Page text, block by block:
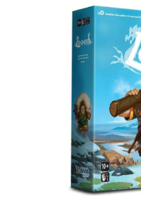
0,0
5
hvězdiček.